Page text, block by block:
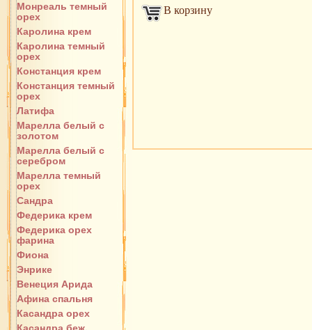
Монреаль темный
орех
Каролина крем
Каролина темный
орех
Констанция крем
Констанция темный
орех
Латифа
Марелла белый с
золотом
Марелла белый с
серебром
Марелла темный
орех
Сандра
Федерика крем
Федерика орех
фарина
Фиона
Энрике
Венеция Арида
Афина спальня
Касандра орех
В корзину